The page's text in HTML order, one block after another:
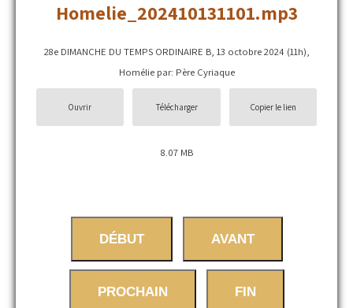
Homelie_202410131101.mp3
28e DIMANCHE DU TEMPS ORDINAIRE B, 13 octobre 2024 (11h),
Homélie par: Père Cyriaque
Ouvrir Télécharger Copier le lien
8.07 MB
DÉBUT AVANT
PROCHAIN FIN